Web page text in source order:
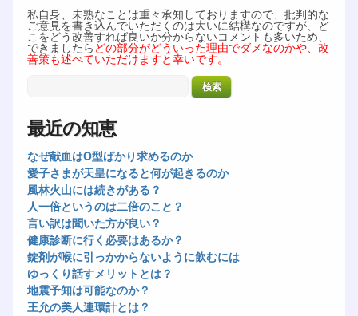
私自身、未熟なことは重々承知しておりますので、批判的な
ご意見を書き込んでいただくのは大いに結構なのですが、ど
こをどう改善すれば良いか分からないコメントも多いため、
できましたら どの部分がどういった理由でダメなのかや、改
善策も述べていただけますと幸いです。
最近の知恵
なぜ献血はO型ばかり求めるのか
愛子さまが天皇になると何が起きるのか
風林火山には続きがある？
人一倍というのは二倍のこと？
言い訳は聞いた方が良い？
健康診断に行く必要はあるか？
錠剤が喉に引っかからないように飲むには
ゆっくり話すメリットとは？
地震予知は可能なのか？
王允の美人連環計とは？